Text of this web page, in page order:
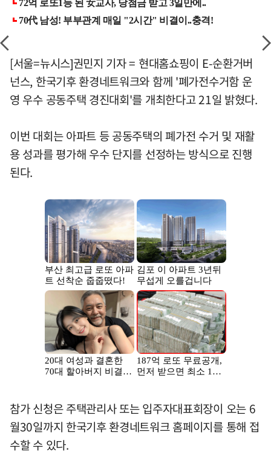
[서울=뉴시스]권민지 기자 = 현대홈쇼핑이 E-순환거버
넌스, 한국기후 환경네트워크와 함께 '폐가전수거함 운
영 우수 공동주택 경진대회'를 개최한다고 21일 밝혔다.
이번 대회는 아파트 등 공동주택의 폐가전 수거 및 재활
용 성과를 평가해 우수 단지를 선정하는 방식으로 진행
된다.
참가 신청은 주택관리사 또는 입주자대표회장이 오는 6
월30일까지 한국기후 환경네트워크 홈페이지를 통해 접
수할 수 있다.